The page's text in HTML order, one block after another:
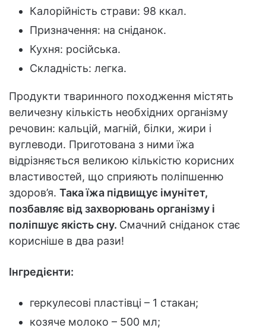
Калорійність страви: 98 ккал.
Призначення: на сніданок.
Кухня: російська.
Складність: легка.
Продукти тваринного походження містять
величезну кількість необхідних організму
речовин: кальцій, магній, білки, жири і
вуглеводи. Приготована з ними їжа
відрізняється великою кількістю корисних
властивостей, що сприяють поліпшенню
здоров’я. Така їжа підвищує імунітет,
позбавляє від захворювань організму і
поліпшує якість сну. Смачний сніданок стає
корисніше в два рази!
Інгредієнти:
геркулесові пластівці – 1 стакан;
козяче молоко – 500 мл;